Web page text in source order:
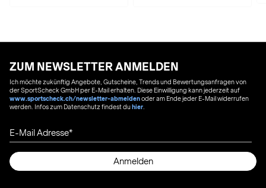
ZUM NEWSLETTER ANMELDEN
Ich möchte zukünftig Angebote, Gutscheine, Trends und Bewertungsanfragen von
der SportScheck GmbH per E-Mail erhalten. Diese Einwilligung kann jederzeit auf
www.sportscheck.ch/newsletter-abmeldenoder am Ende jeder E-Mail widerrufen
werden. Infos zum Datenschutz findest duhier
E-Mail Adresse
Anmelden